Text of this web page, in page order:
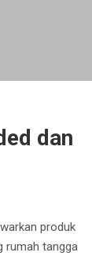
dan
produk
rumah tangga